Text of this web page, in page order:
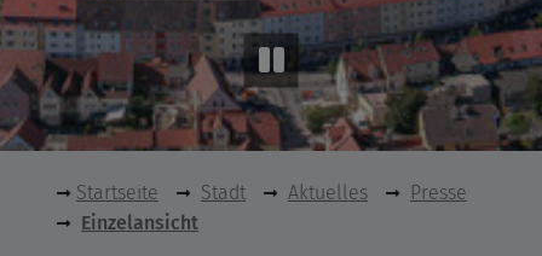
Startseite Stadt Aktuelles
Presse
Einzelansicht